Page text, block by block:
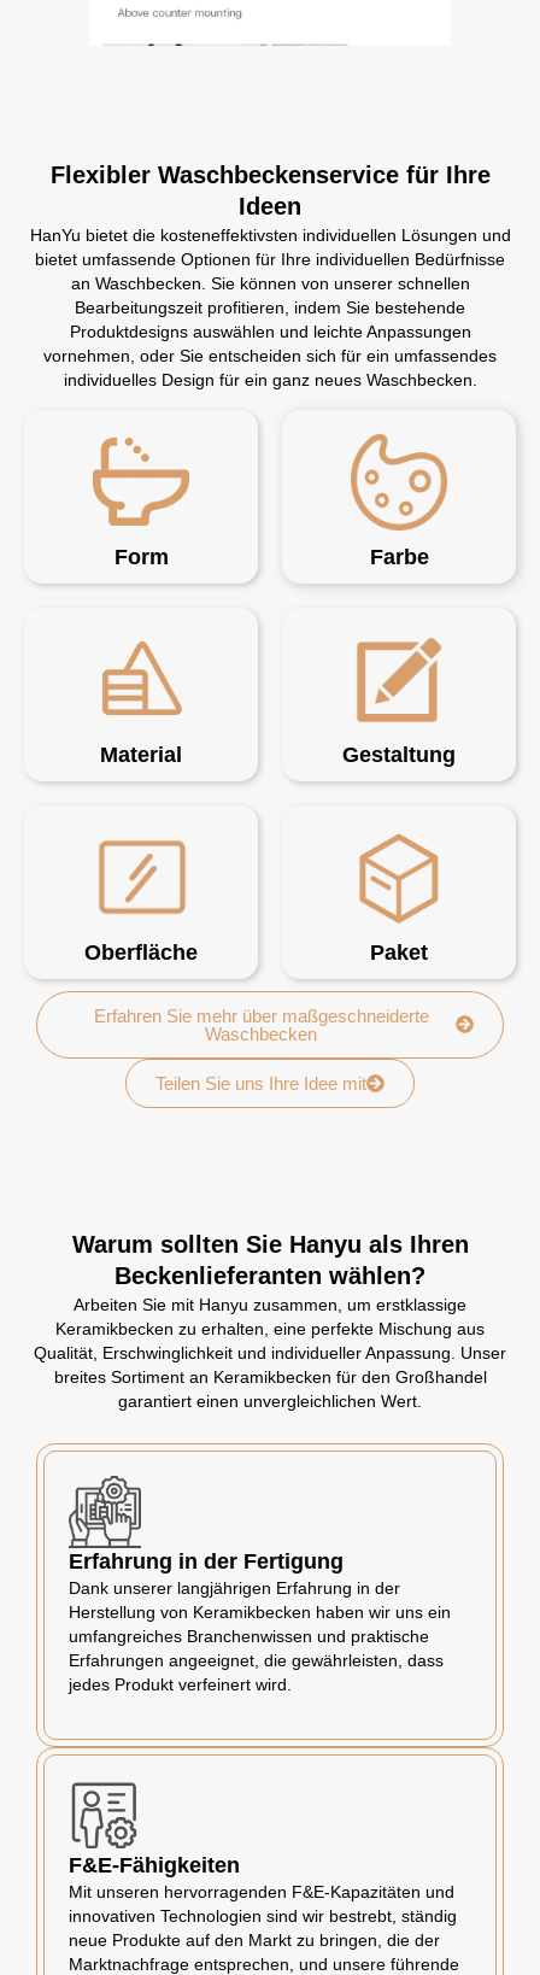
Flexibler Waschbeckenservice für Ihre
Ideen
HanYu bietet die kosteneffektivsten individuellen Lösungen und
bietet umfassende Optionen für Ihre individuellen Bedürfnisse
an Waschbecken. Sie können von unserer schnellen
Bearbeitungszeit profitieren, indem Sie bestehende
Produktdesigns auswählen und leichte Anpassungen
vornehmen, oder Sie entscheiden sich für ein umfassendes
individuelles Design für ein ganz neues Waschbecken.
Form Farbe
Material Gestaltung
Oberfläche Paket
Erfahren Sie mehr über maßgeschneiderte
Waschbecken
Teilen Sie uns Ihre Idee mit
Warum sollten Sie Hanyu als Ihren
Beckenlieferanten wählen?
Arbeiten Sie mit Hanyu zusammen, um erstklassige
Keramikbecken zu erhalten, eine perfekte Mischung aus
Qualität, Erschwinglichkeit und individueller Anpassung. Unser
breites Sortiment an Keramikbecken für den Großhandel
garantiert einen unvergleichlichen Wert.
Erfahrung in der Fertigung
Dank unserer langjährigen Erfahrung in der
Herstellung von Keramikbecken haben wir uns ein
umfangreiches Branchenwissen und praktische
Erfahrungen angeeignet, die gewährleisten, dass
jedes Produkt verfeinert wird.
F&E-Fähigkeiten
Mit unseren hervorragenden F&E-Kapazitäten und
innovativen Technologien sind wir bestrebt, ständig
neue Produkte auf den Markt zu bringen, die der
Marktnachfrage entsprechen, und unsere führende